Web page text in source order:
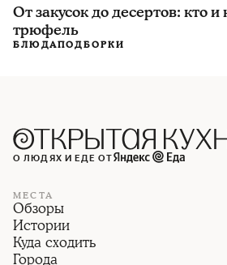
От закусок до десертов: кто и
трюфель
БЛЮДАПОДБОРКИ
О ЛЮДЯХ И ЕДЕ ОТ
МЕСТА
Обзоры
Истории
Куда сходить
Города